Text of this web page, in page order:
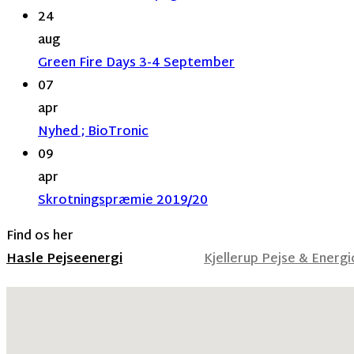
24
aug
Green Fire Days 3-4 September
07
apr
Nyhed ; BioTronic
09
apr
Skrotningspræmie 2019/20
Find os her
Hasle Pejseenergi
Kjellerup Pejse &